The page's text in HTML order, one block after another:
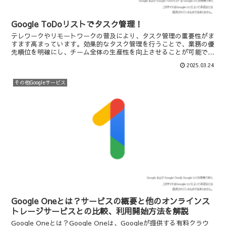
Google ToDoリストでタスク管理！
テレワークやリモートワークの普及により、タスク管理の重要性がま
すます高まっています。効果的なタスク管理を行うことで、業務の優
先順位を明確にし、チーム全体の生産性を向上させることが可能で
2025.03.24
その他Googleサービス
Google Oneとは？サービスの概要と他のオンラインス
トレージサービスとの比較、利用開始方法を解説
Google Oneとは？Google Oneは、Googleが提供する有料クラウ